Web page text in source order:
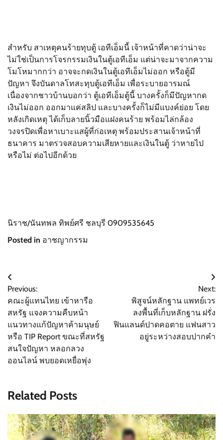
สำหรับ สาเหตุคนร้ายทุบตู้ เอทีเอ็มนี้ เจ้าหน้าที่คาดว่าน่าจะ
ไม่ใช่เป็นการโจรกรรมเงินในตู้เอทีเอ็ม แต่น่าจะมาจากความ
โมโหมากกว่า อาจจะกดเงินในตู้เอทีเอ็มไม่ออก หรือตู้มี
ปัญหา จึงบันดาลโทสะทุบตู้เอทีเอ็ม เพื่อระบายอารมณ์
เนื่องจากชาวบ้านบอกว่า ตู้เอทีเอ็มตู้นี้ บางครั้งก็มีปัญหากด
เงินไม่ออก ออกมาแค่สลิป และบางครั้งก็ไม่มีแบงค์ย่อย โดย
หลังเกิดเหตุ ได้เก็บลายนิ้วมือแฝงคนร้าย พร้อมไล่กล้อง
วงจรปิดเพื่อหาเบาะแสผู้ที่ก่อเหตุ พร้อมประสานเจ้าหน้าที่
ธนาคาร มาตรวจสอบความเสียหายและเงินในตู้ ว่าหายไป
หรือไม่ ต่อไปอีกด้วย
นิราช/นันทพล ทิพย์ศรี ชลบุรี 0909535645
Posted in อาชญากรรม
แนะแนว
เรื่อง
Previous:
คณะผู้แทนไทย เข้าหารือ
สหรัฐ แจงความคืบหน้า
แนวทางแก้ปัญหาค้ามนุษย์
หรือ TIP Report ขณะที่สหรัฐ
สนใจปัญหา หลอกลวง
ออนไลน์ พบยอดเหยื่อพุ่ง
Next:
พิสูจน์หลักฐาน แพทย์เวร
ลงพื้นที่เก็บหลักฐาน ฝรั่ง
ฟินแลนด์ปาดคอตาย แฟนสาว
อยู่ระหว่างสอบปากคำ
Related Posts